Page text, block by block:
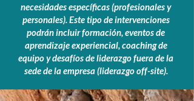
necesidades específicas (profesionales y
personales). Este tipo de intervenciones
podrán incluir formación, eventos de
aprendizaje experiencial, coaching de
equipo y desafíos de liderazgo fuera de la
sede de la empresa (liderazgo off-site).